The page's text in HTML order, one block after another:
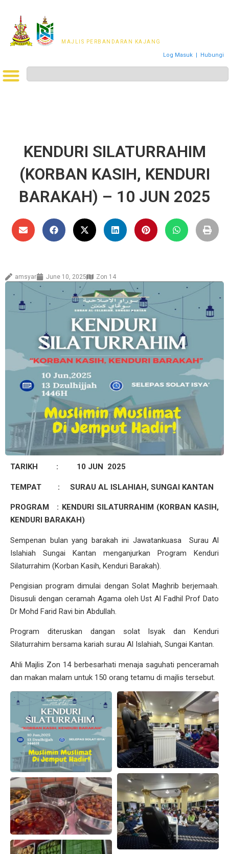
MAJLIS PERBANDARAN KAJANG
Log Masuk | Hubungi
KENDURI SILATURRAHIM
(KORBAN KASIH, KENDURI
BARAKAH) – 10 JUN 2025
amsyar June 10, 2025 Zon 14
TARIKH : 10 JUN 2025
TEMPAT : SURAU AL ISLAHIAH, SUNGAI KANTAN
PROGRAM : KENDURI SILATURRAHIM (KORBAN KASIH,
KENDURI BARAKAH)
Sempenan bulan yang barakah ini Jawatankuasa Surau Al
Islahiah Sungai Kantan menganjurkan Program Kenduri
Silaturrahim (Korban Kasih, Kenduri Barakah).
Pengisian program dimulai dengan Solat Maghrib berjemaah.
Disusuli dengan ceramah Agama oleh Ust Al Fadhil Prof Dato
Dr Mohd Farid Ravi bin Abdullah.
Program diteruskan dangan solat Isyak dan Kenduri
Silaturrahim bersama kariah surau Al Islahiah, Sungai Kantan.
Ahli Majlis Zon 14 berbesarhati menaja saguhati penceramah
dan makan malam untuk 150 orang tetamu di majlis tersebut.